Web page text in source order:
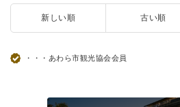
新しい順 古い順
・・・あわら市観光協会会員